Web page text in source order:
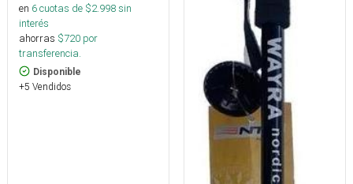
en 6cuotas de $2.998sin
interés
ahorras $720 por
transferencia.
Disponible
+5 Vendidos